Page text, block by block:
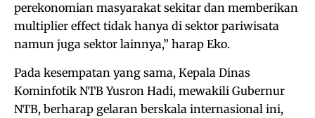
perekonomian masyarakat sekitar dan memberikan
multiplier effect tidak hanya di sektor pariwisata
namun juga sektor lainnya,” harap Eko.
Pada kesempatan yang sama, Kepala Dinas
Kominfotik NTB Yusron Hadi, mewakili Gubernur
NTB, berharap gelaran berskala internasional ini,